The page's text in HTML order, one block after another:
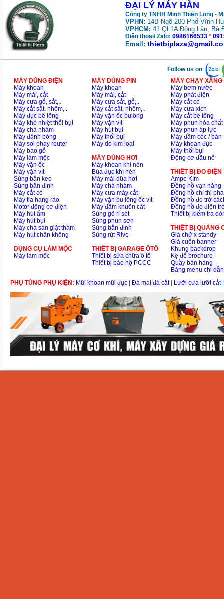
ĐẠI LÝ MÁY HÀN
Công ty TNHH Minh Thiên Long -
VPHN: 14B Ngõ 200 Phố Vĩnh
VPHCM: 41 QL1A Đông Lân, Bà
Điện thoại/ Zalo: 0986166533 *
Email:
Follow us on:
MÁY DÙNG ĐIỆN
Máy khoan
Máy mài, cắt
Máy cưa gỗ, sắt,..
Máy cắt sắt, nhôm,..
Máy đục bê tông
Máy khò nhiệt thổi bụi
Máy chà nhám
Máy đánh bóng
Máy soi phay router
Máy bào gỗ
Máy làm mộc
Máy vặn ốc
Máy vặn vít
Súng bắn keo
Súng bắn đinh
Máy cắt cỏ
Máy tỉa hàng rào
Motor động cơ điện
Máy hút ẩm
Máy hút bụi
Máy chà sàn giặt thảm
Máy hút chân không
DỤNG CỤ LÀM MỘC
Máy làm mộc
MÁY DÙNG PIN
Máy khoan
Máy mài, cắt
Máy cưa sắt, gỗ,..
Máy cắt sắt, nhôm,..
Máy vặn ốc bulông
Máy vặn vít
Máy hút bụi
Máy thổi bụi
Máy dò kim loại
MÁY DÙNG HƠI
Máy khoan khí nén
Búa đục khí nén
Máy mài dũa hơi
Máy chà nhám
Máy cưa máy cắt
Máy vặn bu lông ốc vít
Máy đầm khuôn cát
Súng gõ rỉ sét
Súng phun sơn
Súng bắn đinh
Súng rút Rive
THIÊT BỊ GARAGE ÔTÔ
Thiết bị sửa chữa ô tô
Thiết bị bảo hộ PCCC
MÁY CHẠY
Máy bơm nước
Máy phát điện
Máy cắt cỏ
Máy cưa xích
Máy cắt bê tông
Máy phun hóa chất
Máy phun áp lực
Máy đầm cóc / bàn
Máy khoan đục
Máy thổi bụi
Động cơ đầu nổ
THIÊT BỊ ĐO ĐIỆN
Ampe Kìm
Đồng hồ vạn năng
Đồng hồ chỉ thị pha
Đồng hồ đo trở
Đồng hồ đo điện
Thiết bị kiểm tra
THIỆT BỊ QUẢNG
Giá chữ x standy
Giá cuốn banner
Khung backdrop
Kệ để brochure
Quầy bán hàng
Bảng menu chỉ dẫn
PHỤ TÙNG PHỤ KIỆN: Mũi khoan mũi đục Đá mài đá cắt| Lưỡi cưa lưỡi cắt